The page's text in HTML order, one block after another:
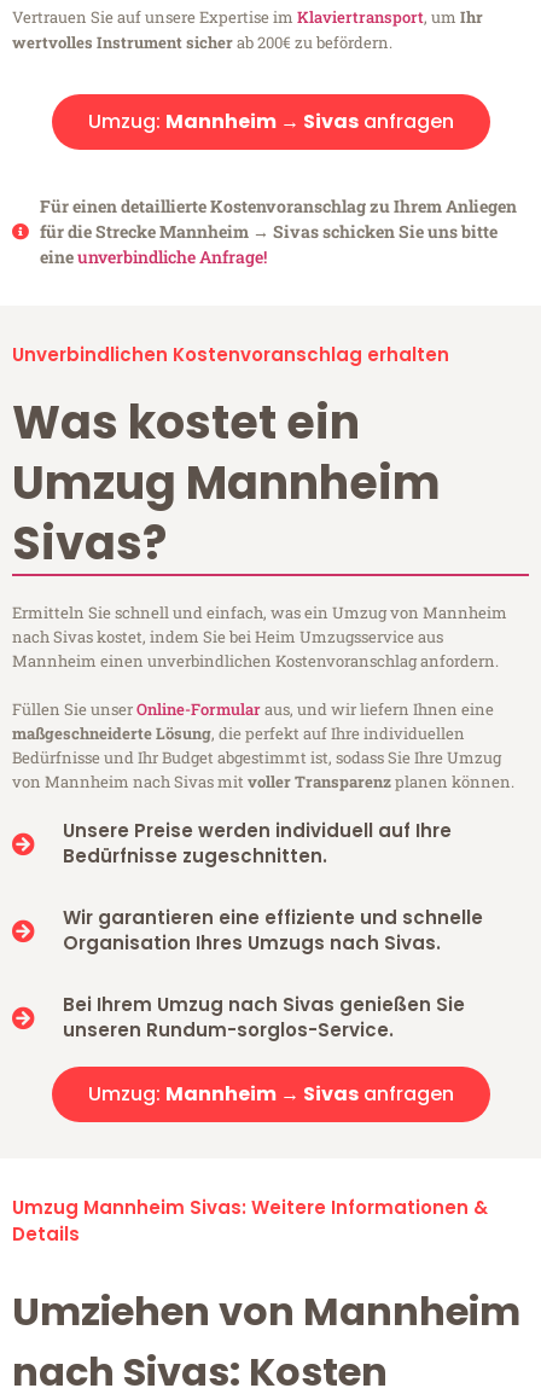
Vertrauen Sie auf unsere Expertise im Klaviertransport, um Ihr
wertvolles Instrument sicherab 200€ zu befördern.
Umzug: Mannheim → Sivasanfragen
Für einen detaillierte Kostenvoranschlag zu Ihrem Anliegen
für die Strecke Mannheim → Sivas schicken Sie uns bitte
eineunverbindliche Anfrage!
Unverbindlichen Kostenvoranschlag erhalten
Was kostet ein
Umzug Mannheim
Sivas?
Ermitteln Sie schnell und einfach, was ein Umzug von Mannheim
nach Sivas kostet, indem Sie bei Heim Umzugsservice aus
Mannheim einen unverbindlichen Kostenvoranschlag anfordern.
Füllen Sie unserOnline-Formularaus, und wir liefern Ihnen eine
maßgeschneiderte Lösung, die perfekt auf Ihre individuellen
Bedürfnisse und Ihr Budget abgestimmt ist, sodass Sie Ihre Umzug
von Mannheim nach Sivas mitvoller Transparenzplanen können.
Unsere Preise werden individuell auf Ihre
Bedürfnisse zugeschnitten.
Wir garantieren eine effiziente und schnelle
Organisation Ihres Umzugs nach Sivas.
Bei Ihrem Umzug nach Sivas genießen Sie
unseren Rundum-sorglos-Service.
Umzug: Mannheim → Sivasanfragen
Umzug Mannheim Sivas: Weitere Informationen &
Details
Umziehen von Mannheim
nach Sivas: Kosten